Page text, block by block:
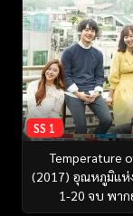
SS 1
Temperature
(2017) อุณหภูมิแห่
1-20 จบ พาก